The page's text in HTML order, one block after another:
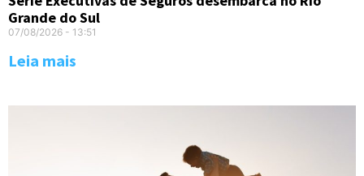
Grande do Sul
07/08/2026 13:51
Leia mais